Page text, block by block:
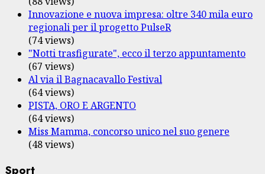
Innovazione e nuova impresa: oltre 340 mila euro
regionali per il progetto PulseR
(74 views)
"Notti trasfigurate", ecco il terzo appuntamento
(67 views)
Al via il Bagnacavallo Festival
(64 views)
PISTA, ORO E ARGENTO
(64 views)
Miss Mamma, concorso unico nel suo genere
(48 views)
Sport